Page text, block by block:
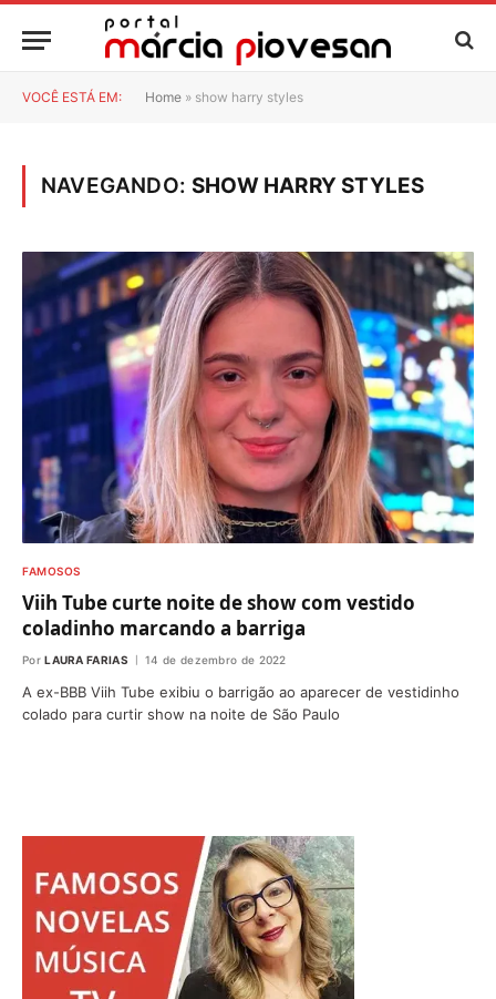
VOCÊ ESTÁ EM: Home » show harry styles
NAVEGANDO: SHOW HARRY STYLES
FAMOSOS
Viih Tube curte noite de show com vestido
coladinho marcando a barriga
Por LAURA FARIAS 14 de dezembro de 2022
A ex-BBB Viih Tube exibiu o barrigão ao aparecer de vestidinho
colado para curtir show na noite de São Paulo